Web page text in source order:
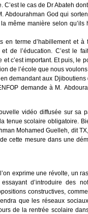
le cas de Dr Abateh
Abdourahman God qui
même manière selon
terme d’habillement et à
de l’éducation. C’est le
c’est important. Et puis, le
de l’école que nous
demandant aux Djiboutiens
demande à M.
vidéo diffusée sur sa
tenue scolaire obligatoire.
Mohamed Guelleh, dit
cette mesure dans une
exprime une révolte, un
d’introduire des
constructives,
que les réseaux
de la rentrée scolaire